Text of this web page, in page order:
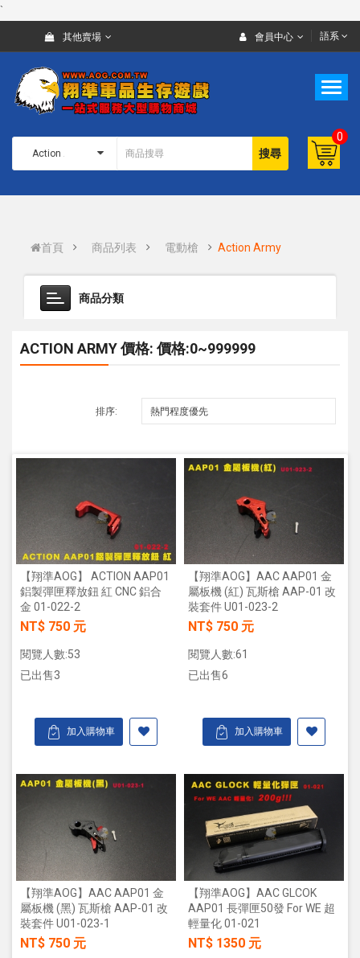
`
其他賣場 會員中心 語系
搜尋
0
首頁 商品列表 電動槍 Action Army
商品分類
ACTION ARMY 價格: 價格:0~999999
排序:
【翔準AOG】 ACTION AAP01
鋁製彈匣釋放鈕 紅 CNC 鋁合
金 01-022-2
NT$ 750 元
閱覽人數:53
已出售3
加入購物車
【翔準AOG】AAC AAP01 金
屬板機 (紅) 瓦斯槍 AAP-01 改
裝套件 U01-023-2
NT$ 750 元
閱覽人數:61
已出售6
加入購物車
【翔準AOG】AAC AAP01 金
屬板機 (黑) 瓦斯槍 AAP-01 改
裝套件 U01-023-1
NT$ 750 元
【翔準AOG】AAC GLCOK
AAP01 長彈匣50發 For WE 超
輕量化 01-021
NT$ 1350 元